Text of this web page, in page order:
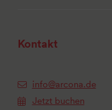
Kontakt
info@arcona.de
Jetzt buchen